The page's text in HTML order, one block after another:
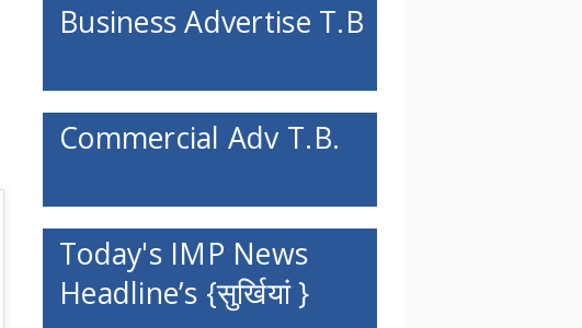
Business Advertise T.B
Commercial Adv T.B.
Today's IMP News
Headline’s {सुर्खियां }